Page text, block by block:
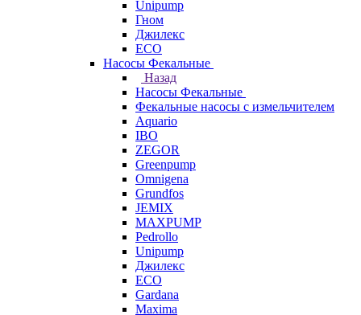
Unipump
Гном
Джилекс
ECO
Насосы Фекальные
Назад
Насосы Фекальные
Фекальные насосы с измельчителем
Aquario
IBO
ZEGOR
Greenpump
Omnigena
Grundfos
JEMIX
MAXPUMP
Pedrollo
Unipump
Джилекс
ECO
Gardana
Maxima